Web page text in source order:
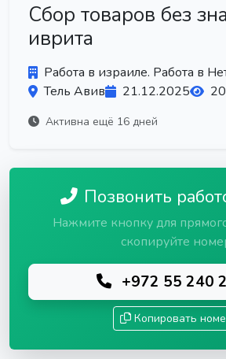
Сбор товаров без
иврита
Работа в израиле. Работа в
Тель Авив
21.12.2025
Активна ещё 16 дней
Позвонить
Нажмите кнопку для
скопируйте
+972 55 240
Копировать